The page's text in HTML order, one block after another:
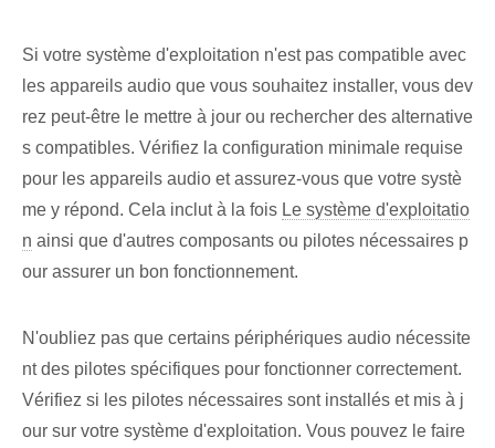
Si votre système d'exploitation n'est pas compatible avec
les appareils audio que vous souhaitez installer, vous dev
rez peut-être le mettre à jour ou rechercher des alternative
s compatibles. ‌Vérifiez la configuration minimale requise
pour les appareils audio et assurez-vous que votre systè
me y répond. Cela inclut à la fois Le système d'exploitatio
n ainsi que d'autres composants ou pilotes nécessaires p
our assurer un bon fonctionnement.
N'oubliez pas que certains périphériques audio nécessite
nt des pilotes spécifiques pour fonctionner correctement.
Vérifiez⁤ si les pilotes nécessaires sont installés et mis à j
our sur votre système d'exploitation⁢. Vous pouvez le faire